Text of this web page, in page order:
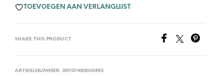
TOEVOEGEN AAN VERLANGLIJST
SHARE THIS PRODUCT
ARTIKELNUMMER: 05707480030453